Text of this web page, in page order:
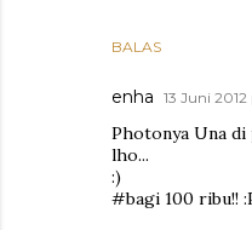
BALAS
enha 13 Juni
Photonya Una
lho...
:)
#bagi 100 ribu!!